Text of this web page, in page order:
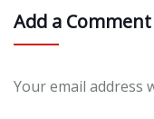
Add a Comment
Your email address